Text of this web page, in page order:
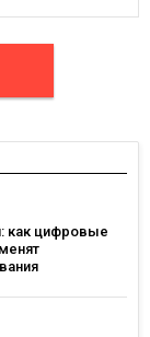
как цифровые